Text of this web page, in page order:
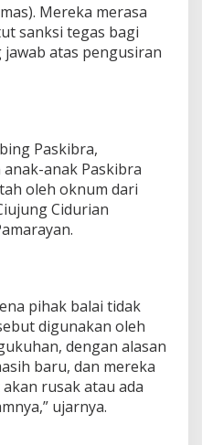
Mereka merasa
sanksi tegas bagi
atas pengusiran
Paskibra,
anak Paskibra
oleh oknum dari
Cidurian
pihak balai tidak
digunakan oleh
dengan alasan
baru, dan mereka
rusak atau ada
ujarnya.